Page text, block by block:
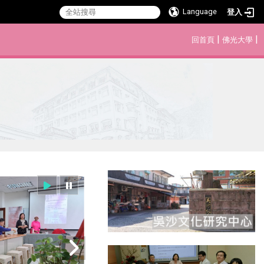
Language 登入
回首頁 | 佛光大學 |